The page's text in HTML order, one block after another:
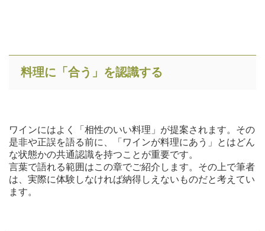
料理に「合う」を認識する
ワインにはよく「相性のいい料理」が提案されます。その
是非や正誤を語る前に、「ワインが料理にあう」とはどん
な状態かの共通認識を持つことが重要です。
言葉で語れる範囲はこの章でご紹介します。その上で筆者
は、実際に体験しなければ納得しえないものだと考えてい
ます。